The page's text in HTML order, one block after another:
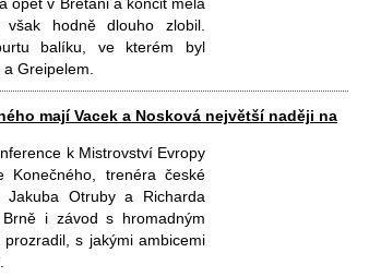
hodně dlouho zlobil.
balíku, ve kterém byl
Greipelem.
mají Vacek a Nosková největší naději na
k Mistrovství Evropy
trenéra české
Jakuba Otruby a Richarda
i závod s hromadným
s jakými ambicemi